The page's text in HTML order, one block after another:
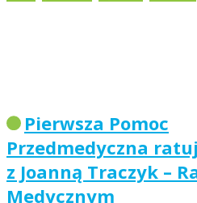
Pierwsza Pomoc
Przedmedyczna
z Joanną Traczyk –
Medycznym